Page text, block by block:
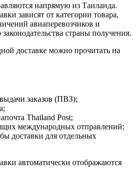
напрямую из Таиланда.
зависят от категории товара,
авиаперевозчиков и
страны получения.
доставке можно прочитать на
заказов (ПВЗ);
Thailand Post;
международных отправлений;
доставки для отдельных
автоматически отображаются